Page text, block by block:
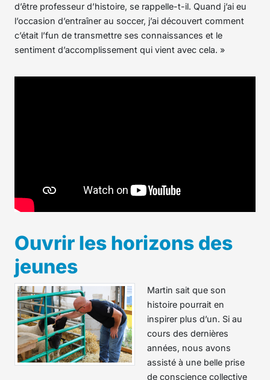
d’être professeur d’histoire, se rappelle-t-il. Quand j’ai eu
l’occasion d’entraîner au soccer, j’ai découvert comment
c’était l’fun de transmettre ses connaissances et le
sentiment d’accomplissement qui vient avec cela. »
Ouvrir les horizons des
jeunes
Martin sait que son
histoire pourrait en
inspirer plus d’un. Si au
cours des dernières
années, nous avons
assisté à une belle prise
de conscience collective